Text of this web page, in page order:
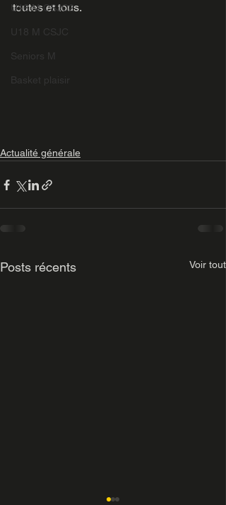
U16 M CSJC2
U18 M CSJC
Seniors M
Basket plaisir
toutes et tous.
Actualité générale
Posts récents Voir tout